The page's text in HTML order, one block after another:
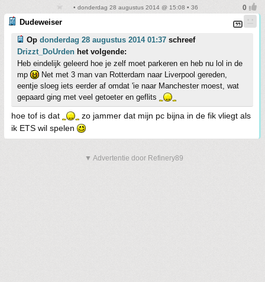
• donderdag 28 augustus 2014 @ 15:08 • 36
Dudeweiser
Op donderdag 28 augustus 2014 01:37 schreef
Drizzt_DoUrden het volgende:
Heb eindelijk geleerd hoe je zelf moet parkeren en heb nu lol in de
mp
Net met 3 man van Rotterdam naar Liverpool gereden,
eentje sloeg iets eerder af omdat 'ie naar Manchester moest, wat
gepaard ging met veel getoeter en geflits
hoe tof is dat
zo jammer dat mijn pc bijna in de fik vliegt als
ik ETS wil spelen
▼ Advertentie door Refinery89